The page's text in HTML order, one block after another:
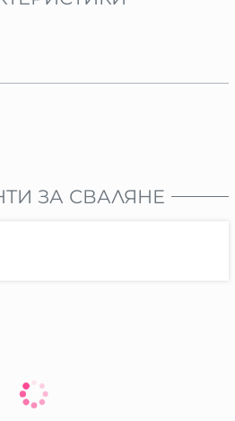
ЗА СВАЛЯНЕ